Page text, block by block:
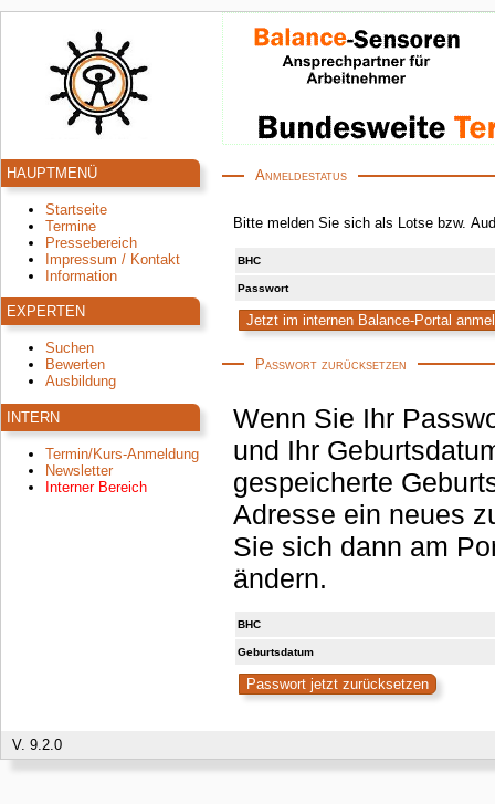
HAUPTMENÜ
Startseite
Termine
Pressebereich
Impressum / Kontakt
Information
EXPERTEN
Suchen
Bewerten
Ausbildung
INTERN
Termin/Kurs-Anmeldung
Newsletter
Interner Bereich
Anmeldestatus
Bitte melden Sie sich als Lotse bzw.
BHC
Passwort
Passwort zurücksetzen
Wenn Sie Ihr
und Ihr
gespeicherte Geburtsdatum korrekt ist, wird an die hinterlegte E-Mail-
Adresse ein neues
Sie sich dann am Portal anmelden, sollten es aber umgehend
ändern.
BHC
Geburtsdatum
V. 9.2.0